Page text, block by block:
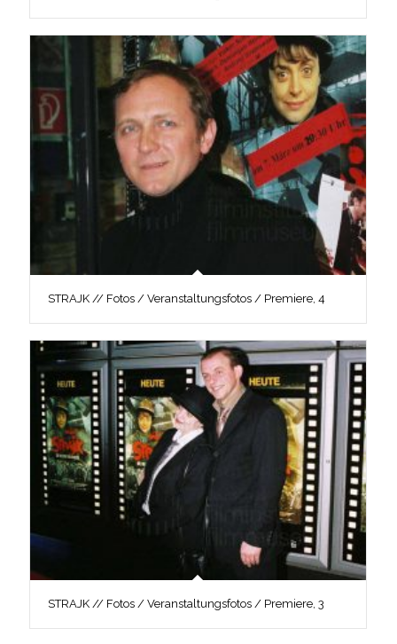
STRAJK // Fotos / Veranstaltungsfotos / Premiere, 4
STRAJK // Fotos / Veranstaltungsfotos / Premiere, 3